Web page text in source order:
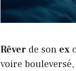
Rêver de son ex
voire